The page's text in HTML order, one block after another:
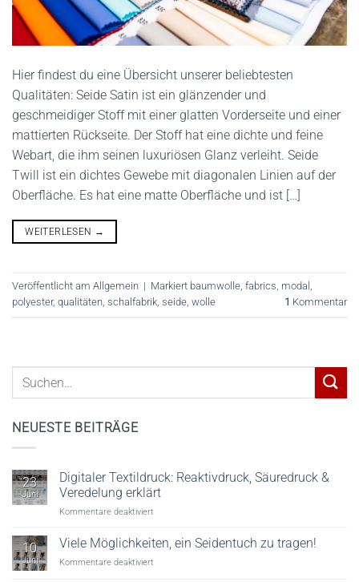
Hier findest du eine Übersicht unserer beliebtesten
Qualitäten: Seide Satin ist ein glänzender und
geschmeidiger Stoff mit einer glatten Vorderseite und einer
mattierten Rückseite. Der Stoff hat eine dichte und feine
Webart, die ihm seinen luxuriösen Glanz verleiht. Seide
Twill ist ein dichtes Gewebe mit diagonalen Linien auf der
Oberfläche. Es hat eine matte Oberfläche und ist […]
WEITERLESEN →
Veröffentlicht am Allgemein | Markiert baumwolle, fabrics, modal ,
polyester, qualitäten, schalfabrik, seide, wolle 1 Kommentar
NEUESTE BEITRÄGE
23
Juni
Digitaler Textildruck: Reaktivdruck, Säuredruck &
Veredelung erklärt
Kommentare deaktiviert
Textildruck:
Reaktivdruck,
10
Juni
Viele Möglichkeiten, ein Seidentuch zu tragen!
Kommentare deaktiviert